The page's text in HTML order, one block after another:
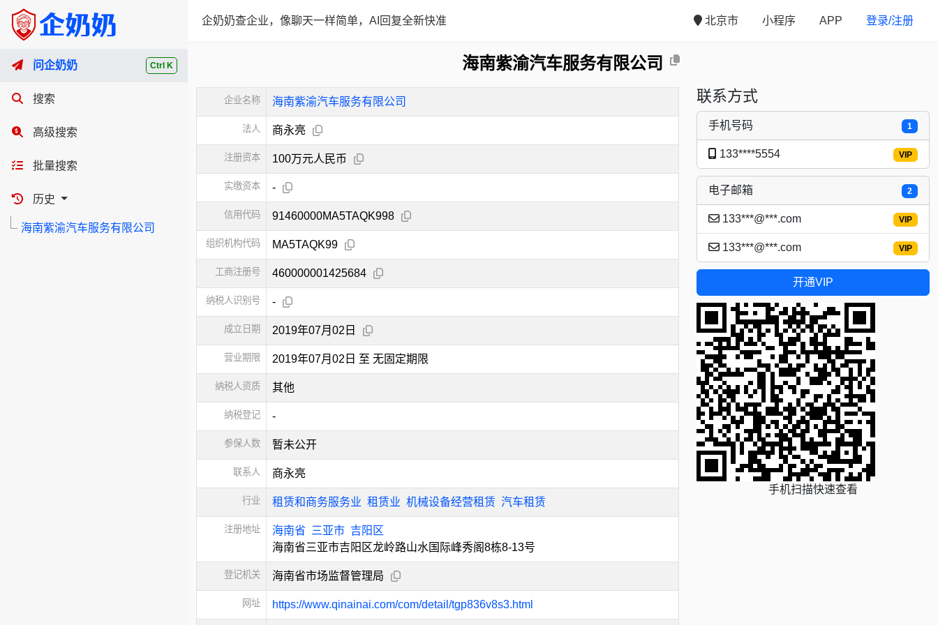
Ctrl K
问企奶奶
搜索
高级搜索
批量搜索
历史
海南紫渝汽车服务有限公司
企奶奶查企业，像聊天一样简单，AI回复全新快准 北京市 小程序 APP 登录/注册
海南紫渝汽车服务有限公司
企业名称 海南紫渝汽车服务有限公司
法人 商永亮
注册资本 100万元人民币
实缴资本 -
信用代码 91460000MA5TAQK998
组织机构代码 MA5TAQK99
工商注册号 460000001425684
纳税人识别号 -
成立日期 2019年07月02日
营业期限 2019年07月02日 至 无固定期限
纳税人资质 其他
纳税登记 -
参保人数 暂未公开
联系人 商永亮
行业 租赁和商务服务业 租赁业 机械设备经营租赁 汽车租赁
注册地址 海南省 三亚市 吉阳区
海南省三亚市吉阳区龙岭路山水国际峰秀阁8栋8-13号
登记机关 海南省市场监督管理局
网址 https://www.qinainai.com/com/detail/tgp836v8s3.html
联系方式
1
手机号码
VIP
133****5554
2
电子邮箱
VIP
133***@***.com
VIP
133***@***.com
开通VIP
手机扫描快速查看